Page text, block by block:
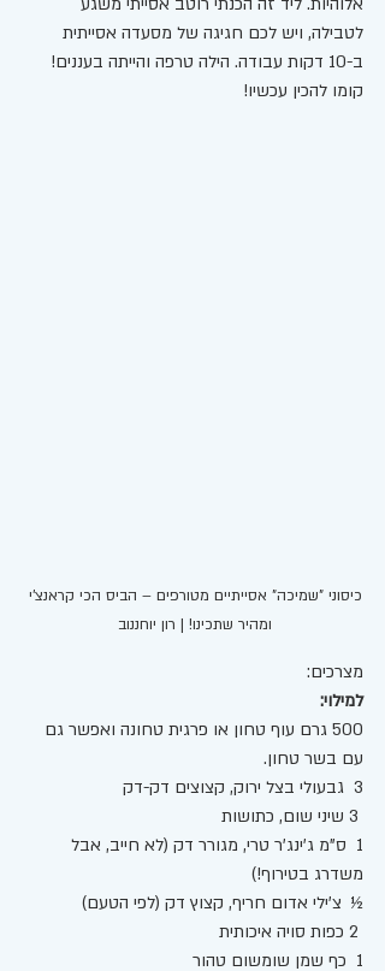
לטבילה, ויש לכם חגיגה של מסעדה אסייתית
ב-10 דקות עבודה. הילה טרפה והייתה בעננים!
קומו להכין עכשיו!
כיסוני "שמיכה" אסייתיים מטורפים – הביס הכי קראנצ'י
ומהיר שתכינו! | רון יוחננוב
מצרכים:
למילוי:
500 גרם עוף טחון או פרגית טחונה ואפשר גם
עם בשר טחון.
3  גבעולי בצל ירוק, קצוצים דק-דק
1  ס"מ ג'ינג'ר טרי, מגורר דק (לא חייב, אבל
משדרג בטירוף!)
½  צ'ילי אדום חריף, קצוץ דק (לפי הטעם)
1  כף שמן שומשום טהור